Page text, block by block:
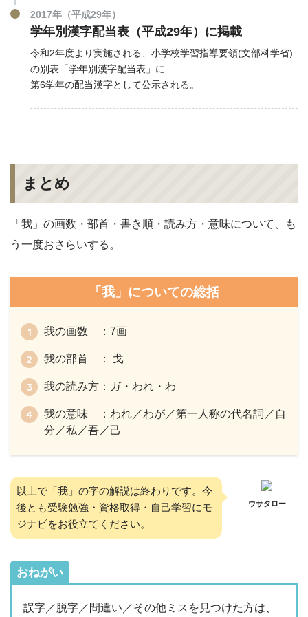
2017年（平成29年）
学年別漢字配当表（平成29年）に掲載
令和2年度より実施される、小学校学習指導要領(文部科学省)
の別表「学年別漢字配当表」に
第6学年の配当漢字として公示される。
まとめ
「我」の画数・部首・書き順・読み方・意味について、も
う一度おさらいする。
「我」についての総括
我の画数 ：7画
我の部首 ： 戈
我の読み方：ガ・われ・わ
我の意味 ：われ／わが／第一人称の代名詞／自
分／私／吾／己
以上で「我」の字の解説は終わりです。今
後とも受験勉強・資格取得・自己学習にモ
ジナビをお役立てください。
ウサタロー
おねがい
誤字／脱字／間違い／その他ミスを見つけた方は、